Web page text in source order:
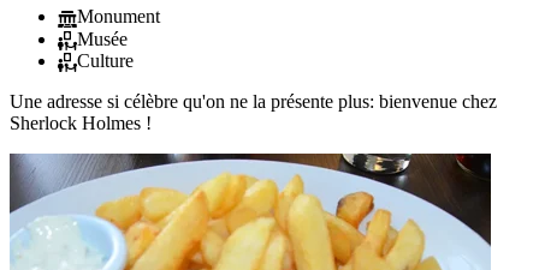
Monument
Musée
Culture
Une adresse si célèbre qu'on ne la présente plus: bienvenue chez
Sherlock Holmes !